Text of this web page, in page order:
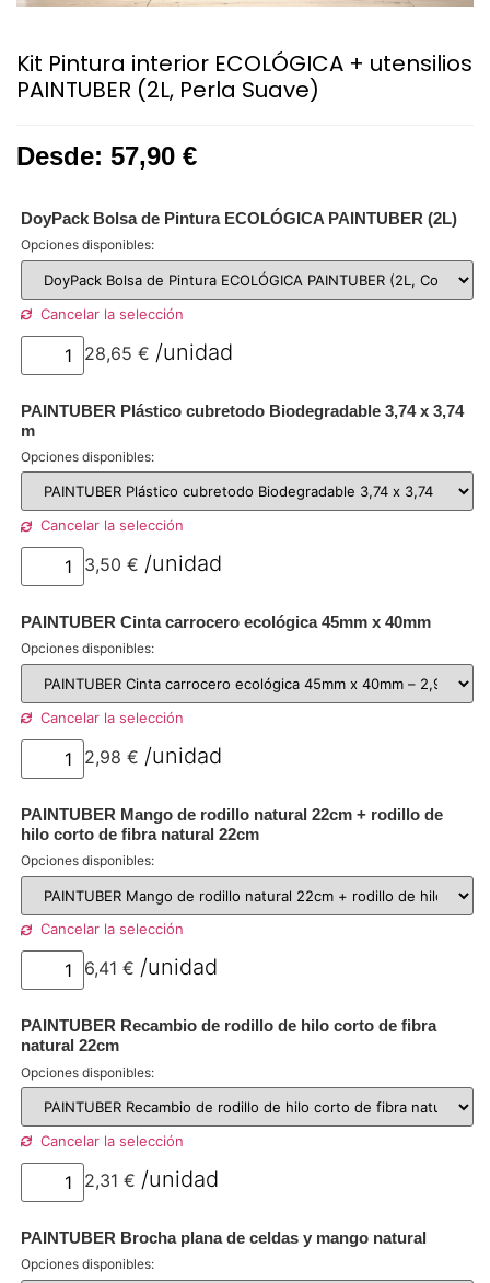
Kit Pintura interior ECOLÓGICA + utensilios
PAINTUBER (2L, Perla Suave)
Desde: 57,90 €
DoyPack Bolsa de Pintura ECOLÓGICA PAINTUBER (2L)
Opciones disponibles:
Cancelar la selección
28,65€
PAINTUBER Plástico cubretodo Biodegradable 3,74 x 3,74
m
Opciones disponibles:
Cancelar la selección
3,50€
PAINTUBER Cinta carrocero ecológica 45mm x 40mm
Opciones disponibles:
Cancelar la selección
2,98€
PAINTUBER Mango de rodillo natural 22cm + rodillo de
hilo corto de fibra natural 22cm
Opciones disponibles:
Cancelar la selección
6,41€
PAINTUBER Recambio de rodillo de hilo corto de fibra
natural 22cm
Opciones disponibles:
Cancelar la selección
2,31€
PAINTUBER Brocha plana de celdas y mango natural
Opciones disponibles: